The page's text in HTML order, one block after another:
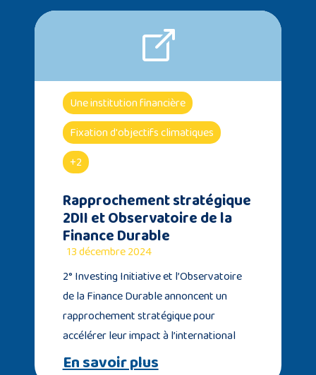
Une institution financière
Fixation d'objectifs climatiques
+2
Rapprochement stratégique
2DII et Observatoire de la
Finance Durable
13 décembre 2024
2° Investing Initiative et l’Observatoire
de la Finance Durable annoncent un
rapprochement stratégique pour
accélérer leur impact à l’international
En savoir plus